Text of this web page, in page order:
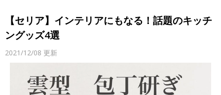
【セリア】インテリアにもなる！話題のキッチ
ングッズ4選
2021/12/08 更新